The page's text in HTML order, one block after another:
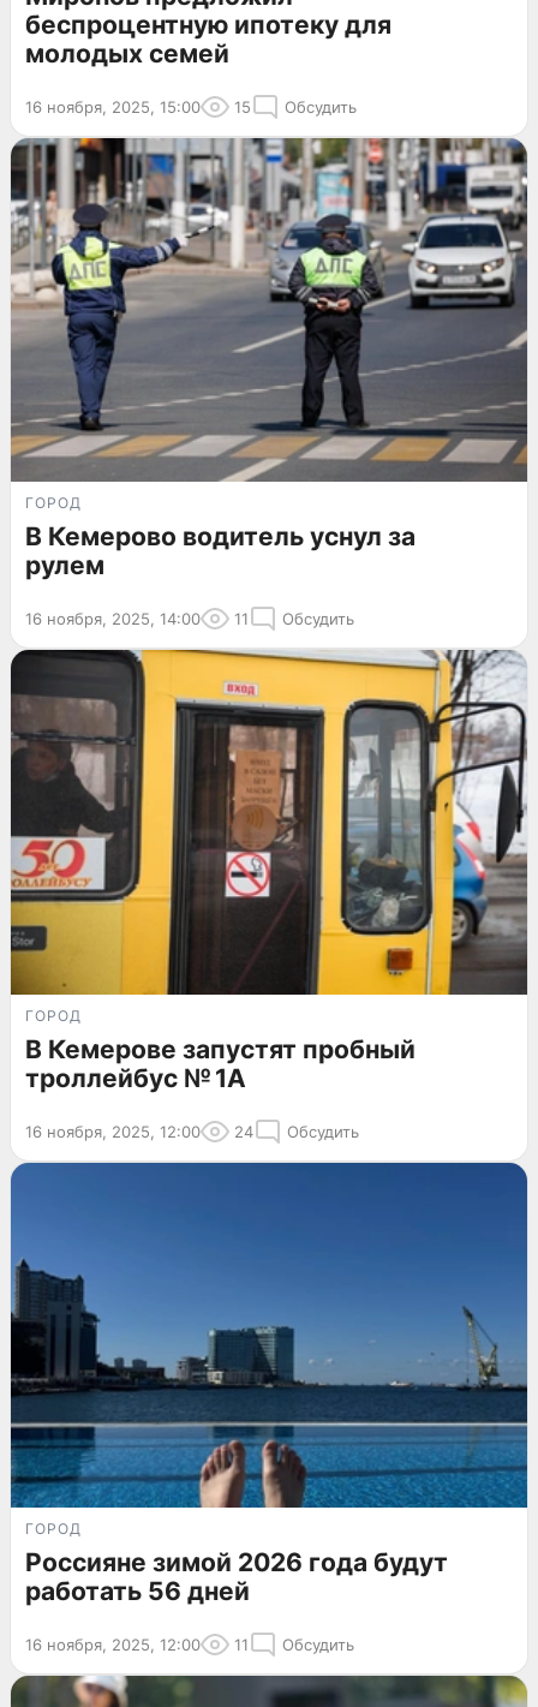
беспроцентную ипотеку для
молодых семей
16 ноября, 2025, 15:00 15 Обсудить
ГОРОД
В Кемерово водитель уснул за
рулем
16 ноября, 2025, 14:00 11 Обсудить
ГОРОД
В Кемерове запустят пробный
троллейбус № 1А
16 ноября, 2025, 12:00 24 Обсудить
ГОРОД
Россияне зимой 2026 года будут
работать 56 дней
16 ноября, 2025, 12:00 11 Обсудить